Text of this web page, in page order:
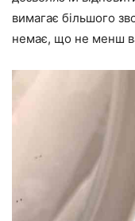
вимагає більшого
немає, що не менш